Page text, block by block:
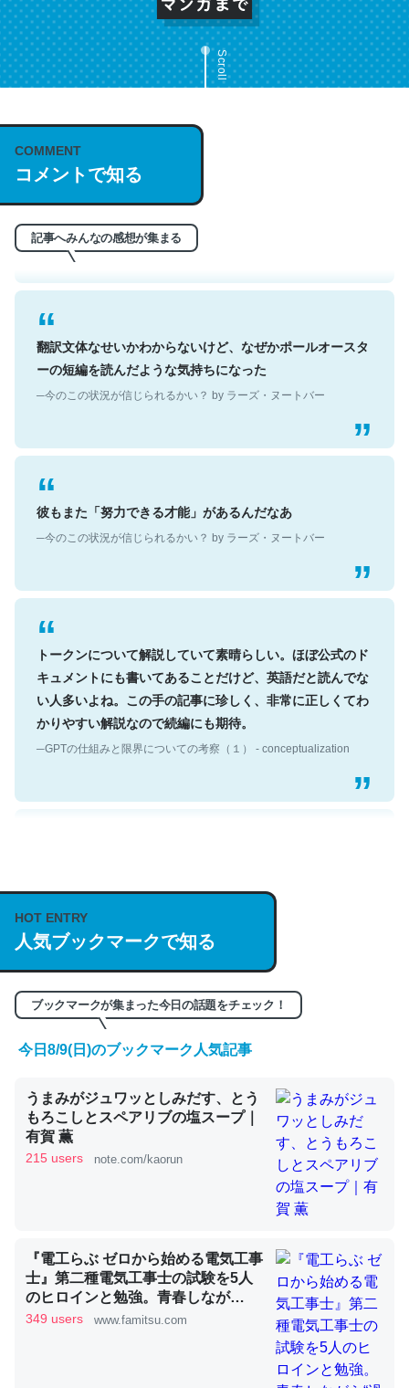
Scroll
COMMENT
コメントで知る
記事へみんなの感想が集まる
これは名文。彼はとてもクレバーなんだろうなと凄く思
う。英語少しでも読める人は原文もお勧め。自分はこの流
れ好き。Let’s Fucking Go. Then Covid hit. Shit.
─今のこの状況が信じられるかい？ by ラーズ・ヌートバー
翻訳文体なせいかわからないけど、なぜかポールオースタ
ーの短編を読んだような気持ちになった
彼もまた「努力できる才能」があるんだなあ
トークンについて解説していて素晴らしい。ほぼ公式のド
キュメントにも書いてあることだけど、英語だと読んでな
い人多いよね。この手の記事に珍しく、非常に正しくてわ
かりやすい解説なので続編にも期待。
https://isobe324649.hatenablog.com/entry/2023/03/27
/064121
─GPTの仕組みと限界についての考察（１） - conceptualization
くらい。小説でいう「ずっと前の伏線」は回収されないけ
ど、短期記憶というには多い分量。進化すればするほど分
かりやすく強くなりそう
─GPTの仕組みと限界についての考察（１） - conceptualization
昆虫ってカルシウム少ないのか。知らんかった。調べたら
コオロギのカルシウム分はエビの600分の1程度。
─ニュース :: 【研究発表】昆虫学の大問題＝「昆虫はなぜ海にいな
HOT ENTRY
人気ブックマークで知る
ブックマークが集まった今日の話題をチェック！
今日8/9(日)のブックマーク人気記事
うまみがジュワッとしみだす、とう
もろこしとスペアリブの塩スープ｜
有賀 薫
215 users note.com/kaorun
『電工らぶ ゼロから始める電気工事
士』第二種電気工事士の試験を5人
のヒロインと勉強。青春しなが
ら“過去問1000問”や“本番形式CBT
349 users www.famitsu.com